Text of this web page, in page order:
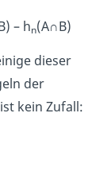
– hn(A∩B)
dieser
der
kein Zufall: